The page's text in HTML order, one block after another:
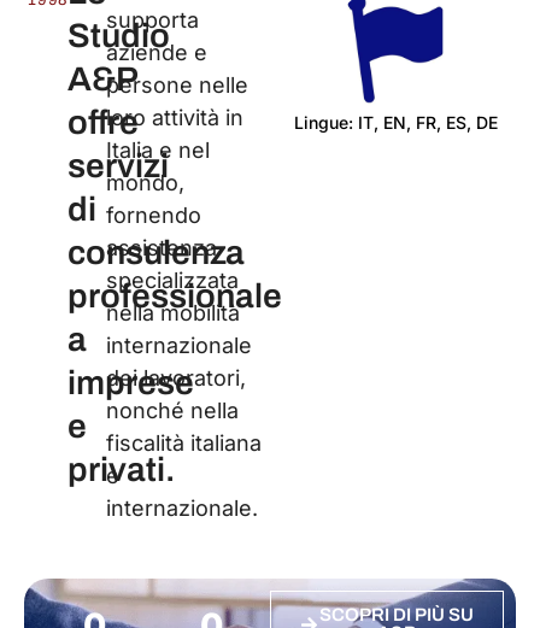
Studio
A&P
offre
servizi
di
consulenza
professionale
a
imprese
e
privati.
supporta
aziende e
persone nelle
loro attività in
Italia e nel
mondo,
fornendo
assistenza
specializzata
nella mobilità
internazionale
dei lavoratori,
nonché nella
fiscalità italiana
e
internazionale.
Lingue: IT, EN, FR, ES, DE
SCOPRI DI PIÙ SU